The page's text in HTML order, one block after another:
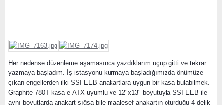
Her nedense düzenleme aşamasında yazdıklarım uçup gitti ve tekrar
yazmaya başladım. İş istasyonu kurmaya başladığımızda önümüze
çıkan engellerden ilki SSI EEB anakartlara uygun bir kasa bulabilmek.
Graphite 780T kasa e-ATX uyumlu ve 12"x13" boyutuyla SSI EEB ile
aynı boyutlarda anakart sığsa bile maalesef anakartın oturduğu 4 delik